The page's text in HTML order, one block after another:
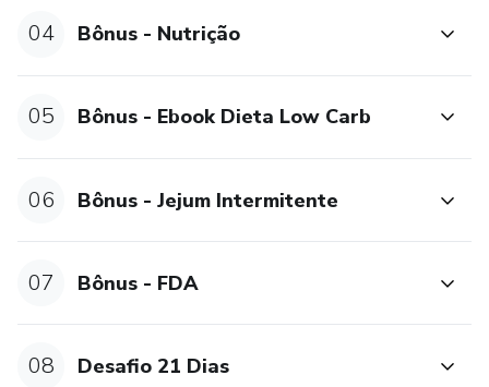
04 Bônus - Nutrição
05 Bônus - Ebook Dieta Low Carb
06 Bônus - Jejum Intermitente
07 Bônus - FDA
08 Desafio 21 Dias